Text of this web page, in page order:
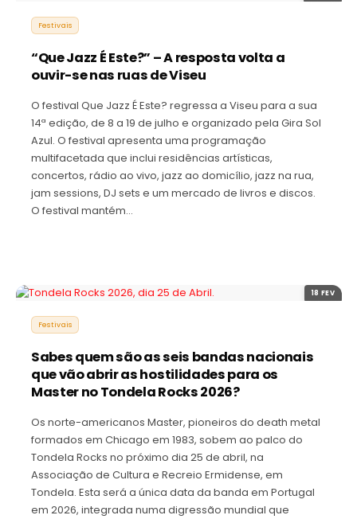
Festivais
“Que Jazz É Este?” – A resposta volta a
ouvir-se nas ruas de Viseu
O festival Que Jazz É Este? regressa a Viseu para a sua
14ª edição, de 8 a 19 de julho e organizado pela Gira Sol
Azul. O festival apresenta uma programação
multifacetada que inclui residências artísticas,
concertos, rádio ao vivo, jazz ao domicílio, jazz na rua,
jam sessions, DJ sets e um mercado de livros e discos.
O festival mantém…
18 FEV
Festivais
Sabes quem são as seis bandas nacionais
que vão abrir as hostilidades para os
Master no Tondela Rocks 2026?
Os norte-americanos Master, pioneiros do death metal
formados em Chicago em 1983, sobem ao palco do
Tondela Rocks no próximo dia 25 de abril, na
Associação de Cultura e Recreio Ermidense, em
Tondela. Esta será a única data da banda em Portugal
em 2026, integrada numa digressão mundial que